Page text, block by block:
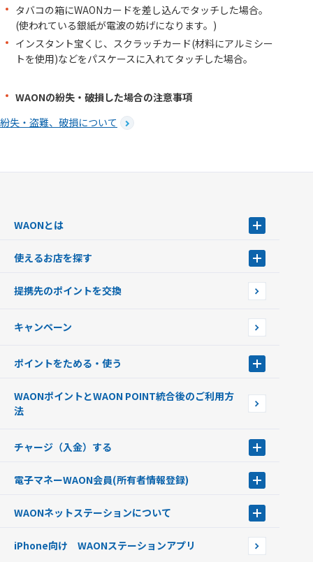
タバコの箱にWAONカードを差し込んでタッチした場合。
(使われている銀紙が電波の妨げになります。)
インスタント宝くじ、スクラッチカード(材料にアルミシー
トを使用)などをパスケースに入れてタッチした場合。
WAONの紛失・破損した場合の注意事項
紛失・盗難、破損について
WAONとは
WAONを申込む
インターネット上でのお買い物について（ネット決済）
使えるお店を探す
店舗検索
イオン銀行ATM設置場所
提携先のポイントを交換
キャンペーン
ポイントをためる・使う
ポイントの有効期限について
WAONポイントとWAON POINT統合後のご利用方
法
チャージ（入金）する
現金でチャージする
銀行口座・ATMからチャージする
オートチャージ
ポイントからチャージする
電子マネーWAON会員(所有者情報登録)
WAON POINTサービス会員登録に伴う個人データの共同利用のお知
WAONネットステーションについて
WAONネットステーションWAON端末について
iPhone向け WAONステーションアプリ